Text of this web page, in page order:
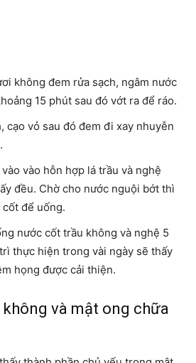
không đem rửa sạch, ngâm nước
15 phút sau đó vớt ra để ráo.
cạo vỏ sau đó đem đi xay nhuyễn
vào hỗn hợp lá trầu và nghệ
đều. Chờ cho nước nguội bớt thì
để uống.
nước cốt trầu không và nghệ 5
thực hiện trong vài ngày sẽ thấy
họng được cải thiện.
và mật ong chữa